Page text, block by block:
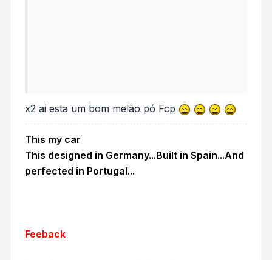
x2 ai esta um bom melão pó Fcp
This my car
This designed in Germany...Built in Spain...And
perfected in Portugal...
Feeback